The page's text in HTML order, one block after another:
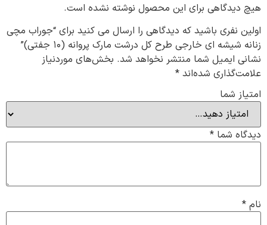
هیچ دیدگاهی برای این محصول نوشته نشده است.
اولین نفری باشید که دیدگاهی را ارسال می کنید برای “جوراب مچی
زنانه شیشه ای خارجی طرح کل درشت مارک پروانه (۱۰ جفتی)”
نشانی ایمیل شما منتشر نخواهد شد. بخش‌های موردنیاز
علامت‌گذاری شده‌اند *
امتیاز شما
دیدگاه شما *
نام *